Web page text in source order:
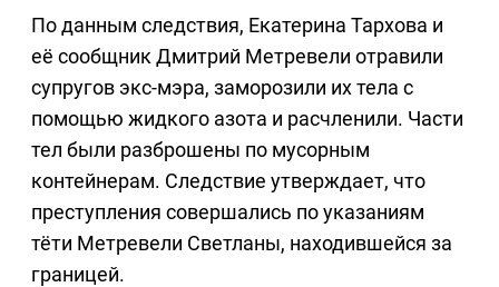
По данным следствия, Екатерина Тархова и
её сообщник Дмитрий Метревели отравили
супругов экс-мэра, заморозили их тела с
помощью жидкого азота и расчленили. Части
тел были разброшены по мусорным
контейнерам. Следствие утверждает, что
преступления совершались по указаниям
тёти Метревели Светланы, находившейся за
границей.